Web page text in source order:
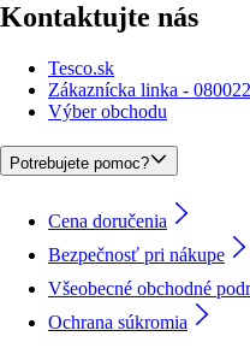
Kontaktujte nás
Tesco.sk
Zákaznícka linka -
Výber obchodu
Potrebujete pomoc?
Cena doručenia
Bezpečnosť pri nákupe
Všeobecné obchodné
Ochrana súkromia